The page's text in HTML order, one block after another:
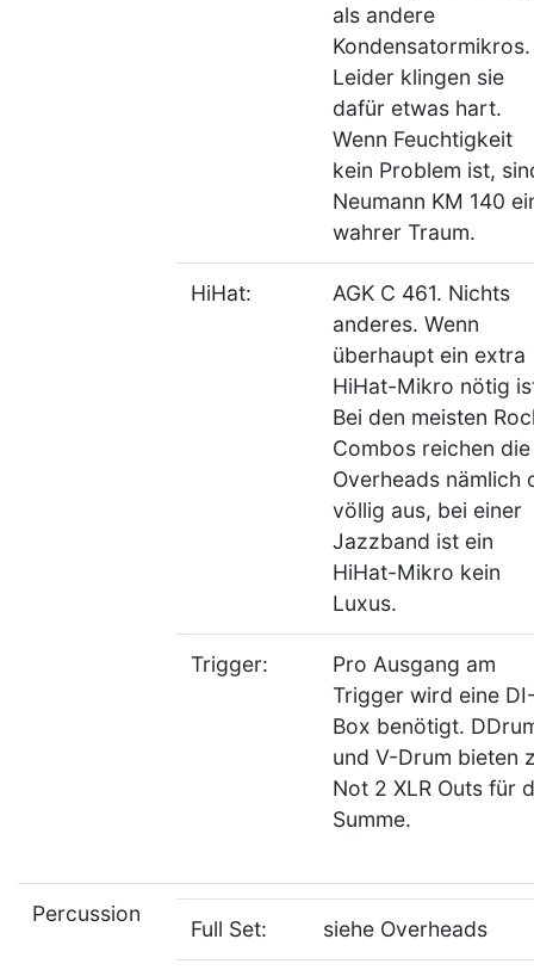
als andere
Kondensatormikros.
Leider klingen sie
dafür etwas hart.
Wenn Feuchtigkeit
kein Problem ist,
Neumann KM 140
wahrer Traum.
HiHat:
AGK C 461. Nichts
anderes. Wenn
überhaupt ein extra
HiHat-Mikro nötig
Bei den meisten
Combos reichen die
Overheads nämlich
völlig aus, bei einer
Jazzband ist ein
HiHat-Mikro kein
Luxus.
Trigger:
Pro Ausgang am
Trigger wird eine
Box benötigt.
und V-Drum bieten
Not 2 XLR Outs für
Summe.
Percussion
Full Set: siehe Overheads